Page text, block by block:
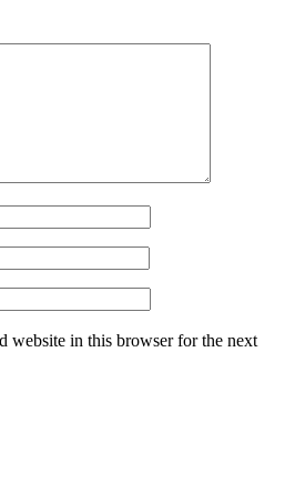
website in this browser for the next